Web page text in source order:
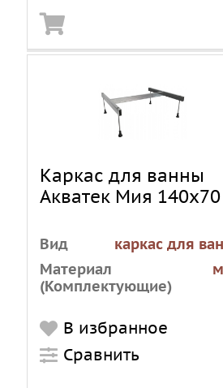
Каркас для ванны
Акватек Мия 140х70
Вид
каркас для
Материал
(Комплектующие)
В избранное
Сравнить